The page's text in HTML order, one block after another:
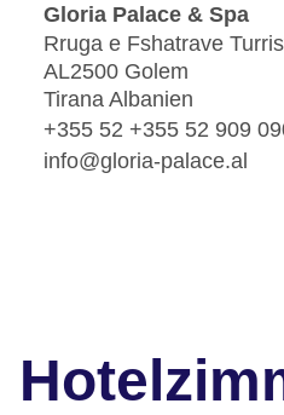
Gloria Palace & Spa
Rruga e Fshatrave
AL2500 Golem
Tirana Albanien
+355 52 +355 52 909
info@gloria-palace.al